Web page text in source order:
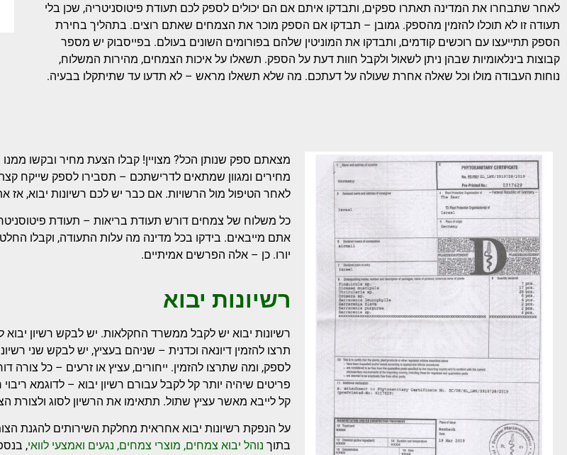
לאחר שתבחרו את המדינה תאתרו ספקים, ותבדקו איתם אם הם יכולים לספק לכם תעודת פיטוסניטריה, שכן בלי
תעודה זו לא תוכלו להזמין מהספק. גמובן – תבדקו אם הספק מוכר את הצמחים שאתם רוצים. בתהליך בחירת
הספק תתייעצו עם רוכשים קודמים, ותבדקו את המוניטין שלהם בפורומים השונים בעולם. בפייסבוק יש מספר
קבוצות בינלאומיות שבהן ניתן לשאול ולקבל חוות דעת על הספק. תשאלו על איכות הצמחים, מהירות המשלוח,
נוחות העבודה מולו וכל שאלה אחרת שעולה על דעתכם. מה שלא תשאלו מראש – לא תדעו עד שתיתקלו בבעיה.
מצאתם ספק שנותן הכל? מצויין! קבלו הצעת מחיר ובקשו
מחירים ומגוון שמתאים לדרישתכם – תסבירו לספק שייקח קצת
לאחר הטיפול מול הרשויות. אם כבר יש לכם רשיונות יבוא,
כל משלוח של צמחים דורש תעודת בריאות – תעודת
יורו. כן – אלה הפרשים אמיתיים.
רשיונות יבוא
רשיונות יבוא יש לקבל ממשרד החקלאות. יש לבקש רשיון
תרצו להזמין דיונאה וכדנית – שניהם בעציץ, יש לבקש שני
לספק, ומה שתרצו להזמין. ייחורים, עציץ או זרעים – כל צורה
קל לייבא מאשר עציץ שתול. תתאימו את הרשיון לסוג
על הנפקת רשיונות יבוא אחראית מחלקת השירותים להגנת
בתוך נוהל יבוא צמחים, מוצרי צמחים, נגעים ואמצעי לוואי,